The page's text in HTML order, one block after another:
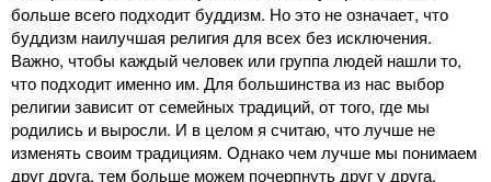
больше всего подходит буддизм. Но это не означает, что
буддизм наилучшая религия для всех без исключения.
Важно, чтобы каждый человек или группа людей нашли то,
что подходит именно им. Для большинства из нас выбор
религии зависит от семейных традиций, от того, где мы
родились и выросли. И в целом я считаю, что лучше не
изменять своим традициям. Однако чем лучше мы понимаем
друг друга, тем больше можем почерпнуть друг у друга.